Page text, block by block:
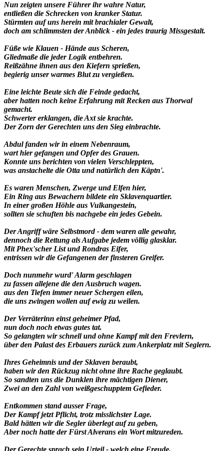
Nun zeigten unsere Führer ihr wahre Natur,
entließen die Schrecken von kranker Statur.
Stürmten auf uns herein mit brachialer Gewalt,
doch am schlimmsten der Anblick - ein jedes traurig Missgestalt.
Füße wie Klauen - Hände aus Scheren,
Gliedmaße die jeder Logik entbehren.
Reißzähne ihnen aus den Kiefern sprießen,
begierig unser warmes Blut zu vergießen.
Eine leichte Beute sich die Feinde gedacht,
aber hatten noch keine Erfahrung mit Recken aus Thorwal
gemacht.
Schwerter erklangen, die Axt sie krachte.
Der Zorn der Gerechten uns den Sieg einbrachte.
Abdul fanden wir in einem Nebenraum,
wart hier gefangen und Opfer des Grauen.
Konnte uns berichten von vielen Verschleppten,
was anstachelte die Otta und natürlich den Käptn'.
Es waren Menschen, Zwerge und Elfen hier,
Ein Ring aus Bewachern bildete ein Sklavenquartier.
In einer großen Höhle aus Vulkangestein,
sollten sie schuften bis nachgebe ein jedes Gebein.
Der Angriff wäre Selbstmord - dem waren alle gewahr,
dennoch die Rettung als Aufgabe jedem völlig glasklar.
Mit Phex'scher List und Rondras Eifer,
entrissen wir die Gefangenen der finsteren Greifer.
Doch nunmehr wurd' Alarm geschlagen
zu fassen allejene die den Ausbruch wagen.
aus den Tiefen immer neuer Schergen eilen,
die uns zwingen wollen auf ewig zu weilen.
Der Verräterinn einst geheimer Pfad,
nun doch noch etwas gutes tat.
So gelangten wir schnell und ohne Kampf mit den Frevlern,
über den Palast des Erbauers zurück zum Ankerplatz mit Seglern.
Ihres Geheimnis und der Sklaven beraubt,
haben wir den Rückzug nicht ohne ihre Rache geglaubt.
So sandten uns die Dunklen ihre mächtigen Diener,
Zwei an den Zahl von weißgeschupptem Gefieder.
Entkommen stand ausser Frage,
Der Kampf jetzt Pflicht, trotz misslichster Lage.
Bald hätten wir die Segler überlegt auf zu geben,
Aber noch hatte der Fürst Alverans ein Wort mitzureden.